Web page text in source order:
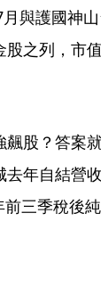
與護國神山
股之列，市值
飆股？答案就
去年自結營收
三季稅後純